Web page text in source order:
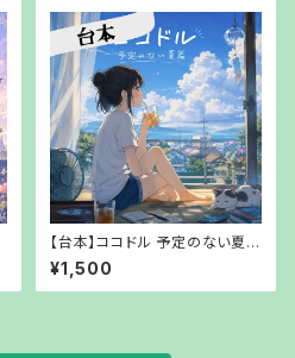
【台本】ココドル 予定のない夏篇
【PDFでお渡し】
¥1,500